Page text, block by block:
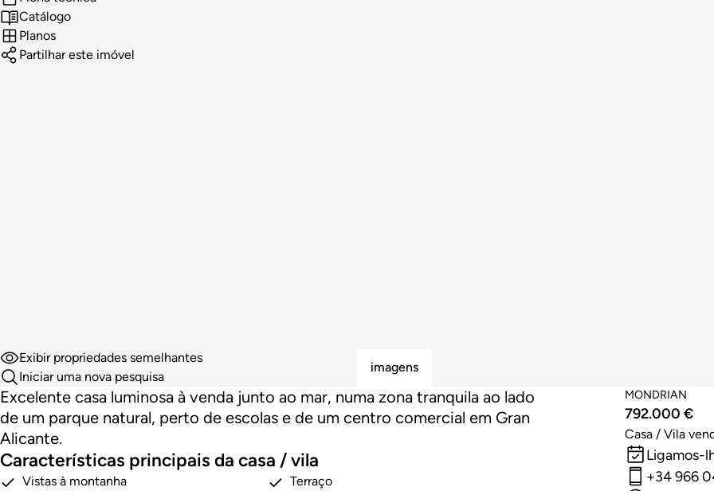
imagens
Catálogo
Planos
Partilhar este imóvel
Exibir propriedades semelhantes
Iniciar uma nova pesquisa
Excelente casa luminosa à venda junto ao mar, numa zona tranquila ao lado
de um parque natural, perto de escolas e de um centro comercial em Gran
Alicante.
Características principais da casa / vila
Vistas à montanha
Terraço
MONDRIAN
792.000 €
Casa / Vila
Ligamos-
+34 966